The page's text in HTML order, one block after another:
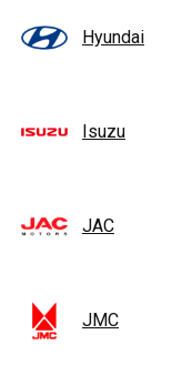
Hyundai
Isuzu
JAC
JMC